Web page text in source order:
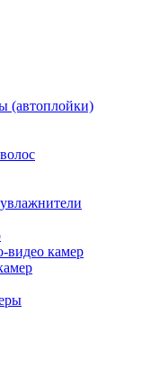
(автоплойки)
видео камер